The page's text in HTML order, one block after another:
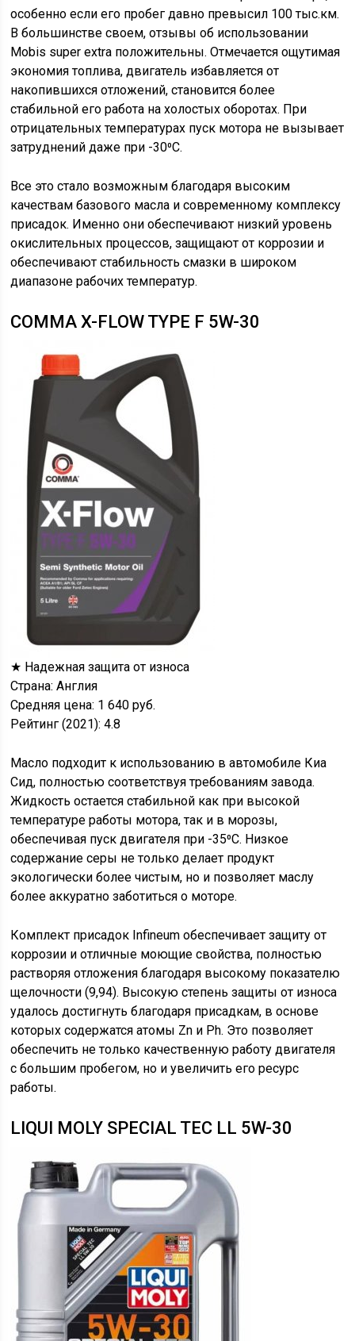
особенно если его пробег давно превысил 100 тыс.км.
В большинстве своем, отзывы об использовании
Mobis super extra положительны. Отмечается ощутимая
экономия топлива, двигатель избавляется от
накопившихся отложений, становится более
стабильной его работа на холостых оборотах. При
отрицательных температурах пуск мотора не вызывает
затруднений даже при -30⁰С.
Все это стало возможным благодаря высоким
качествам базового масла и современному комплексу
присадок. Именно они обеспечивают низкий уровень
окислительных процессов, защищают от коррозии и
обеспечивают стабильность смазки в широком
диапазоне рабочих температур.
COMMA X-FLOW TYPE F 5W-30
★ Надежная защита от износа
Страна: Англия
Средняя цена: 1 640 руб.
Рейтинг (2021): 4.8
Масло подходит к использованию в автомобиле Киа
Сид, полностью соответствуя требованиям завода.
Жидкость остается стабильной как при высокой
температуре работы мотора, так и в морозы,
обеспечивая пуск двигателя при -35⁰С. Низкое
содержание серы не только делает продукт
экологически более чистым, но и позволяет маслу
более аккуратно заботиться о моторе.
Комплект присадок Infineum обеспечивает защиту от
коррозии и отличные моющие свойства, полностью
растворяя отложения благодаря высокому показателю
щелочности (9,94). Высокую степень защиты от износа
удалось достигнуть благодаря присадкам, в основе
которых содержатся атомы Zn и Ph. Это позволяет
обеспечить не только качественную работу двигателя
с большим пробегом, но и увеличить его ресурс
работы.
LIQUI MOLY SPECIAL TEC LL 5W-30